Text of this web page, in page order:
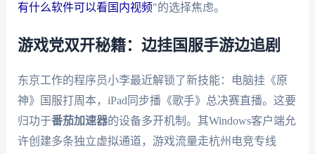
有什么软件可以看国内视频"的选择焦虑。
游戏党双开秘籍：边挂国服手游边追剧
东京工作的程序员小李最近解锁了新技能：电脑挂《原
神》国服打周本，iPad同步播《歌手》总决赛直播。这要
归功于番茄加速器的设备多开机制。其Windows客户端允
许创建多条独立虚拟通道，游戏流量走杭州电竞专线